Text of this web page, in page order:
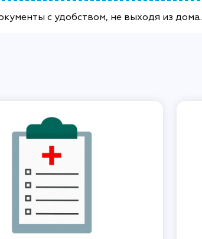
с удобством, не выходя из дома.